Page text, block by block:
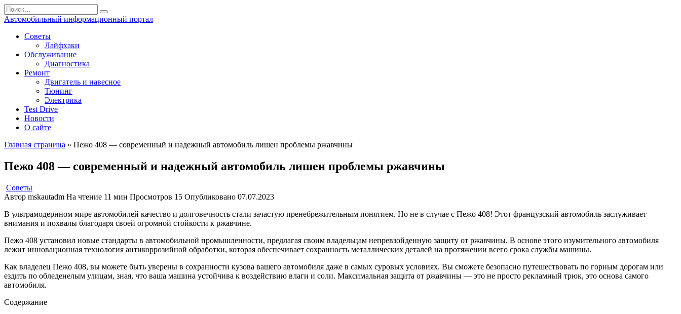
Перейти
к
Search
for:
Автомобильный информационный портал
Советы
Лайфхаки
Обслуживание
Диагностика
Ремонт
Двигатель и навесное
Тюнинг
Электрика
Test Drive
Новости
О сайте
Главная страница » Пежо 408 — современный и надежный автомобиль лишен проблемы ржавчины
Пежо 408 — современный и надежный автомобиль лишен проблемы ржавчины
Советы
Автор mskautadm На чтение 11 мин Просмотров 15 Опубликовано 07.07.2023
В ультрамодернном мире автомобилей качество и долговечность стали зачастую пренебрежительным понятием. Но не в случае с Пежо 408! Этот французский автомобиль заслуживает
внимания и похвалы благодаря своей огромной стойкости к ржавчине.
Пежо 408 установил новые стандарты в автомобильной промышленности, предлагая своим владельцам непревзойденную защиту от ржавчины. В основе этого изумительного автомобиля
лежит инновационная технология антикоррозийной обработки, которая обеспечивает сохранность металлических деталей на протяжении всего срока службы машины.
Как владелец Пежо 408, вы можете быть уверены в сохранности кузова вашего автомобиля даже в самых суровых условиях. Вы сможете безопасно путешествовать по горным дорогам или
ездить по обледенелым улицам, зная, что ваша машина устойчива к воздействию влаги и соли. Максимальная защита от ржавчины — это не просто рекламный трюк, это основа самого
автомобиля.
Содержание